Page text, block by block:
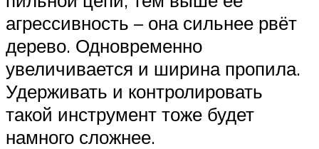
агрессивность – она сильнее рвёт
дерево. Одновременно
увеличивается и ширина пропила.
Удерживать и контролировать
такой инструмент тоже будет
намного сложнее.